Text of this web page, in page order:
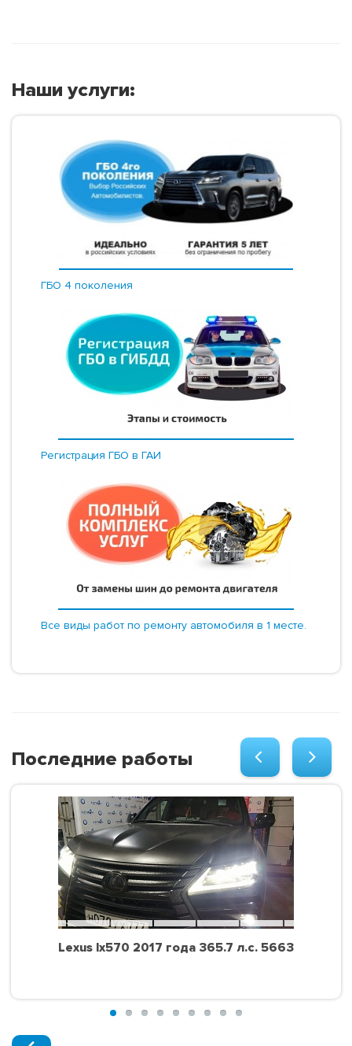
Наши услуги:
ГБО 4 поколения
Регистрация ГБО в ГАИ
Все виды работ по ремонту автомобиля в 1 месте.
Последние работы
Lexus lx570 2017 года 365.7 л.с. 5663